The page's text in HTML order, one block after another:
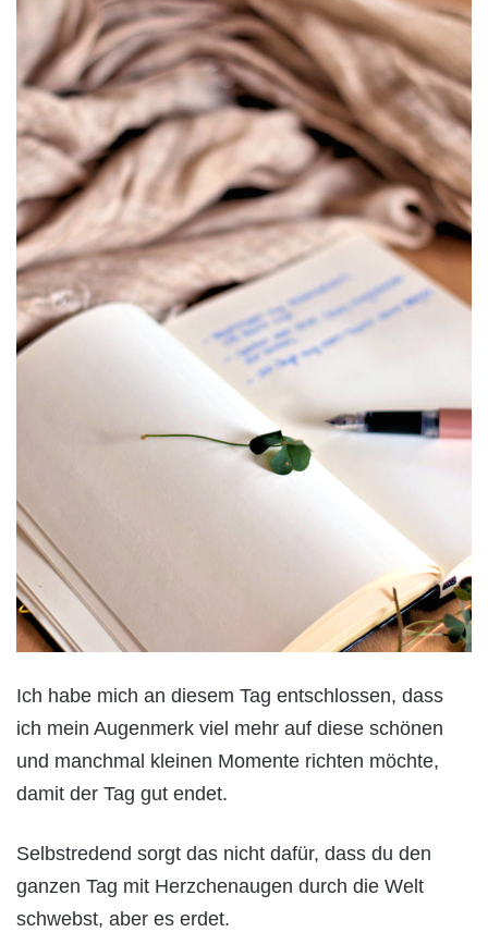
Ich habe mich an diesem Tag entschlossen, dass
ich mein Augenmerk viel mehr auf diese schönen
und manchmal kleinen Momente richten möchte,
damit der Tag gut endet.
Selbstredend sorgt das nicht dafür, dass du den
ganzen Tag mit Herzchenaugen durch die Welt
schwebst, aber es erdet.